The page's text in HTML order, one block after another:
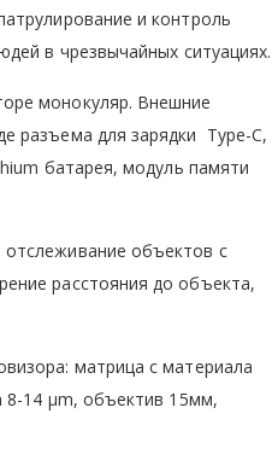
и контроль
в чрезвычайных ситуациях.
монокуляр. Внешние
разъема для зарядки Type-C,
батарея, модуль памяти
объектов с
расстояния до объекта,
матрица с материала
8-14 μm, объектив 15мм,